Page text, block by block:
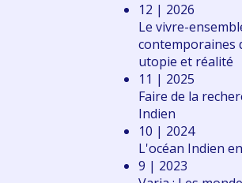
12 | 2026
Le vivre-
contemporaines
utopie et réalité
11 | 2025
Faire de la
Indien
10 | 2024
L'océan Indien
9 | 2023